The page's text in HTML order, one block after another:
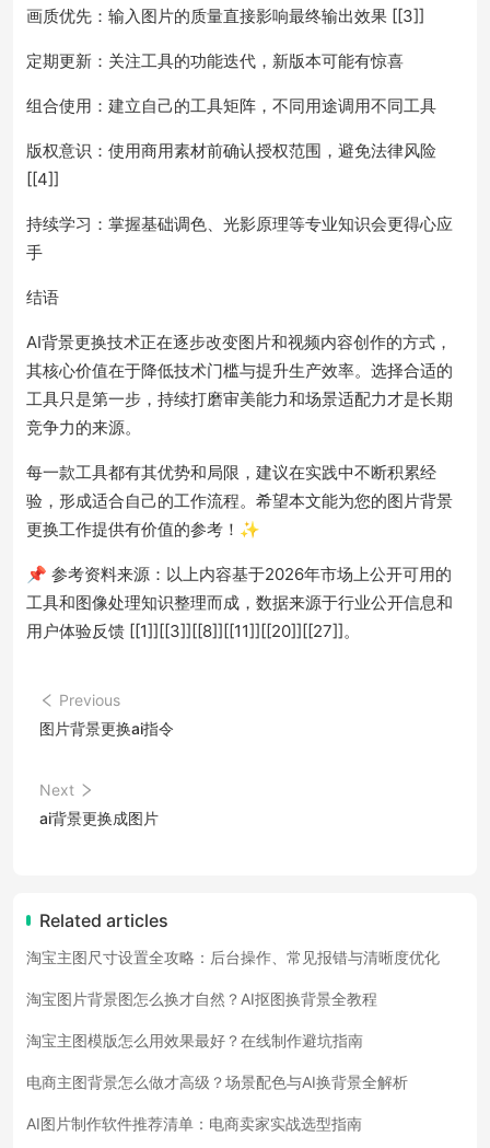
画质优先：输入图片的质量直接影响最终输出效果 [[3]]
定期更新：关注工具的功能迭代，新版本可能有惊喜
组合使用：建立自己的工具矩阵，不同用途调用不同工具
版权意识：使用商用素材前确认授权范围，避免法律风险
[[4]]
持续学习：掌握基础调色、光影原理等专业知识会更得心应
手
结语
AI背景更换技术正在逐步改变图片和视频内容创作的方式，
其核心价值在于降低技术门槛与提升生产效率。选择合适的
工具只是第一步，持续打磨审美能力和场景适配力才是长期
竞争力的来源。
每一款工具都有其优势和局限，建议在实践中不断积累经
验，形成适合自己的工作流程。希望本文能为您的图片背景
更换工作提供有价值的参考！✨
📌 参考资料来源：以上内容基于2026年市场上公开可用的
工具和图像处理知识整理而成，数据来源于行业公开信息和
用户体验反馈 [[1]][[3]][[8]][[11]][[20]][[27]]。
Previous
图片背景更换ai指令
Next
ai背景更换成图片
Related articles
淘宝主图尺寸设置全攻略：后台操作、常见报错与清晰度优化
淘宝图片背景图怎么换才自然？AI抠图换背景全教程
淘宝主图模版怎么用效果最好？在线制作避坑指南
电商主图背景怎么做才高级？场景配色与AI换背景全解析
AI图片制作软件推荐清单：电商卖家实战选型指南